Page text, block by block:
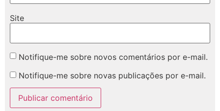
Site
Notifique-me sobre novos comentários por e-mail.
Notifique-me sobre novas publicações por e-mail.